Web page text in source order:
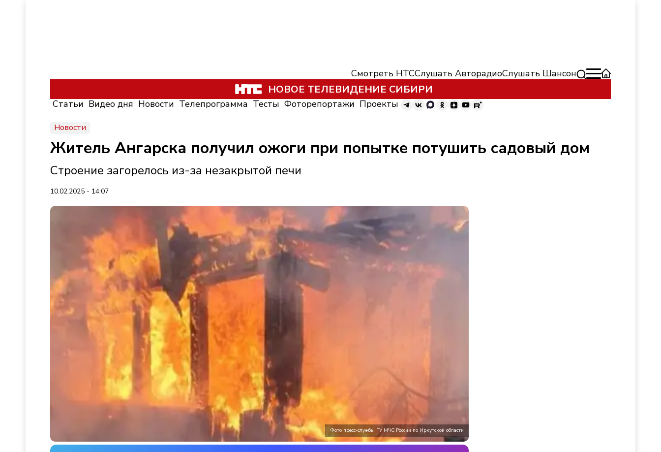
Смотреть НТССлушать АвторадиоСлушать Шансон
НОВОЕ ТЕЛЕВИДЕНИЕ СИБИРИ
Статьи Видео дня Новости Телепрограмма Тесты Фоторепортажи Проекты
Новости
Житель Ангарска получил ожоги при попытке потушить садовый дом
Строение загорелось из-за незакрытой печи
10.02.2025 - 14:07
Фото пресс-службы ГУ МЧС России по Иркутской области